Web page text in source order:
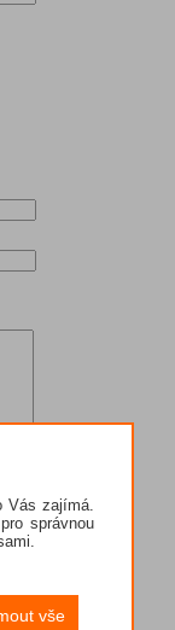
Vás zajímá.
správnou
vše